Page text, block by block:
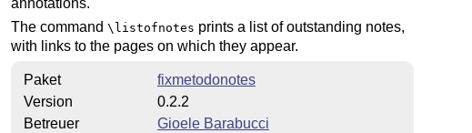
The command \listofnotes prints a list of outstanding notes,
with links to the pages on which they appear.
Paket
fixmetodonotes
Version
0.2.2
Betreuer
Gioele Barabucci